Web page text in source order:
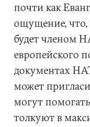
почти как
ощущение, что,
будет членом
европейского
документах
может
могут
толкуют в